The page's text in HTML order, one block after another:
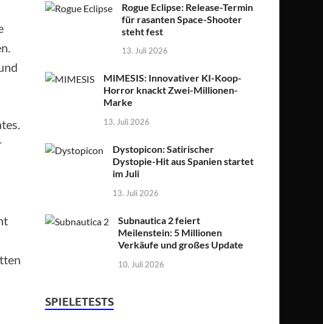
Rogue Eclipse: Release-Termin
für rasanten Space-Shooter
steht fest
13. Juli 2026
MIMESIS: Innovativer KI-Koop-
Horror knackt Zwei-Millionen-
Marke
13. Juli 2026
Dystopicon: Satirischer
Dystopie-Hit aus Spanien startet
im Juli
13. Juli 2026
Subnautica 2 feiert
Meilenstein: 5 Millionen
Verkäufe und großes Update
10. Juli 2026
SPIELETESTS